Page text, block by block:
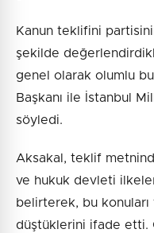
Kanun teklifini
şekilde
genel olarak olumlu
Başkanı ile İstanbul
söyledi.
Aksakal, teklif
ve hukuk devleti
belirterek, bu
düştüklerini ifade etti.